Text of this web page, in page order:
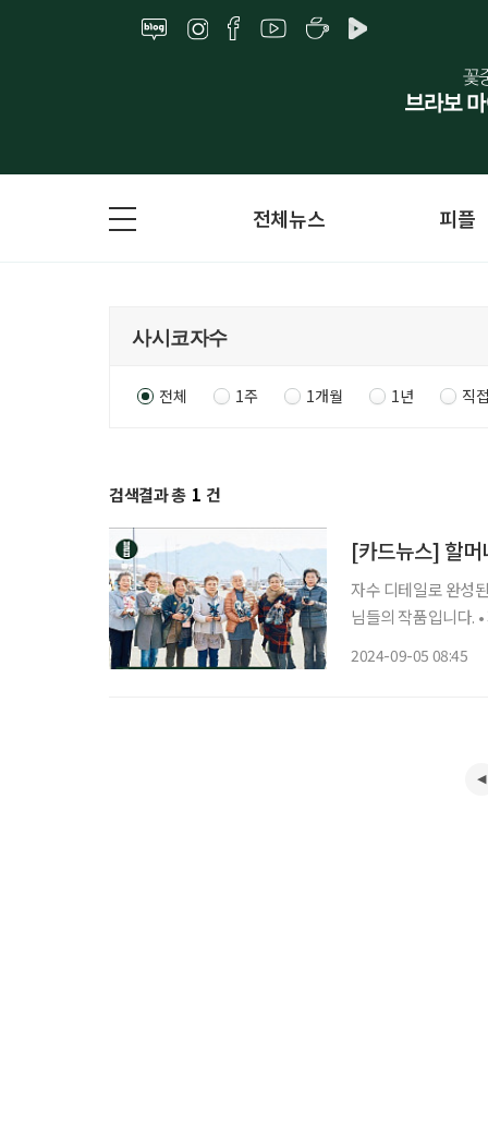
전체뉴스 피플
전체 1주 1개월 1년 직
검색결과 총 1 건
[카드뉴스] 할머
자수 디테일로 완성
님들의 작품입니다. • 자수를 취미로 시작한 어머니 15명이 모여 ‘사시코 걸즈’ 결성 • 2011년
2024-09-05 08:45